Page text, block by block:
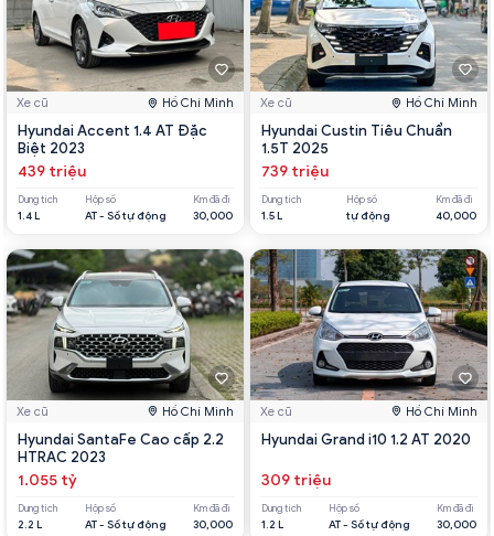
Xe cũ Hồ Chí Minh
Hyundai Accent 1.4 AT Đặc
Biệt 2023
439 triệu
Dung tích
1.4 L
Hộp số
AT - Số tự động
Km đã đi
30,000
Xe cũ Hồ Chí Minh
Hyundai SantaFe Cao cấp 2.2
HTRAC 2023
1.055 tỷ
Dung tích
2.2 L
Hộp số
AT - Số tự động
Km đã đi
30,000
Xe cũ Hồ Chí Minh
Hyundai Custin Tiêu Chuẩn
1.5T 2025
739 triệu
Dung tích
1.5 L
Hộp số
tự động
Km đã đi
40,000
Xe cũ Hồ Chí Minh
Hyundai Grand i10 1.2 AT 2020
309 triệu
Dung tích
1.2 L
Hộp số
AT - Số tự động
Km đã đi
30,000